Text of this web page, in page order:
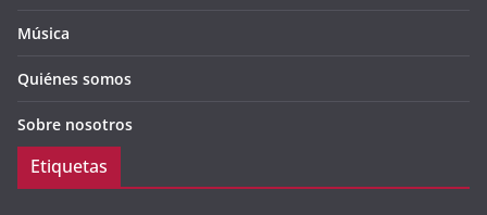
Música
Quiénes somos
Sobre nosotros
Etiquetas